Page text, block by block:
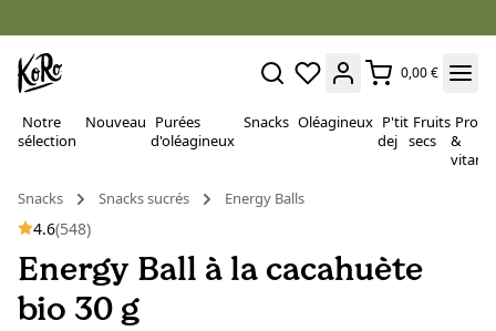
0,00 €
Notre
sélection
Nouveau Purées
d'oléagineux
Snacks Oléagineux P'tit
dej
Fruits
secs
&
Snacks
Snacks sucrés Energy Balls
4.6(548)
Energy Ball à la cacahuète
bio 30 g